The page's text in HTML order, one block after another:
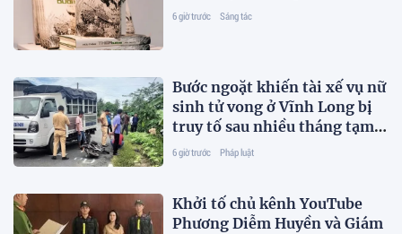
6 giờ trước Sáng tác
Bước ngoặt khiến tài xế vụ nữ
sinh tử vong ở Vĩnh Long bị
truy tố sau nhiều tháng tạm
đình chỉ
6 giờ trước Pháp luật
Khởi tố chủ kênh YouTube
Phương Diễm Huyền và Giám